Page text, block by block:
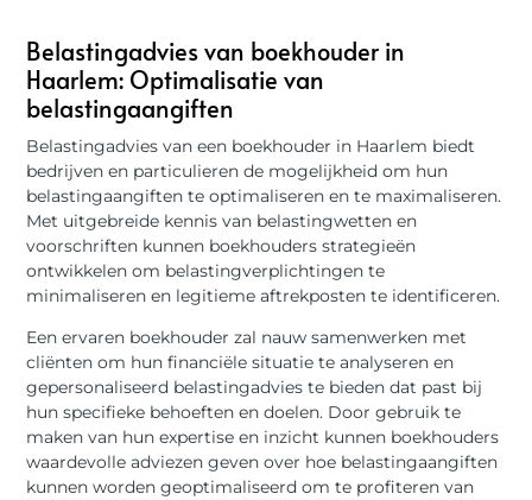
Belastingadvies van boekhouder in
Haarlem: Optimalisatie van
belastingaangiften
Belastingadvies van een boekhouder in Haarlem biedt
bedrijven en particulieren de mogelijkheid om hun
belastingaangiften te optimaliseren en te maximaliseren.
Met uitgebreide kennis van belastingwetten en
voorschriften kunnen boekhouders strategieën
ontwikkelen om belastingverplichtingen te
minimaliseren en legitieme aftrekposten te identificeren.
Een ervaren boekhouder zal nauw samenwerken met
cliënten om hun financiële situatie te analyseren en
gepersonaliseerd belastingadvies te bieden dat past bij
hun specifieke behoeften en doelen. Door gebruik te
maken van hun expertise en inzicht kunnen boekhouders
waardevolle adviezen geven over hoe belastingaangiften
kunnen worden geoptimaliseerd om te profiteren van